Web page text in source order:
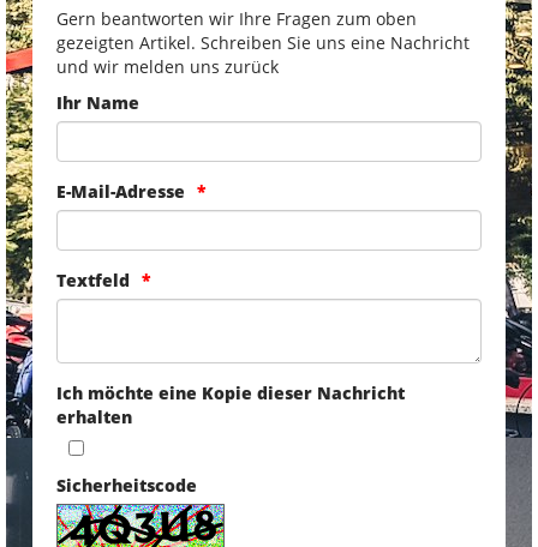
Gern beantworten wir Ihre Fragen zum oben
gezeigten Artikel. Schreiben Sie uns eine Nachricht
und wir melden uns zurück
Ihr Name
E-Mail-Adresse
Textfeld
Ich möchte eine Kopie dieser Nachricht
erhalten
Sicherheitscode